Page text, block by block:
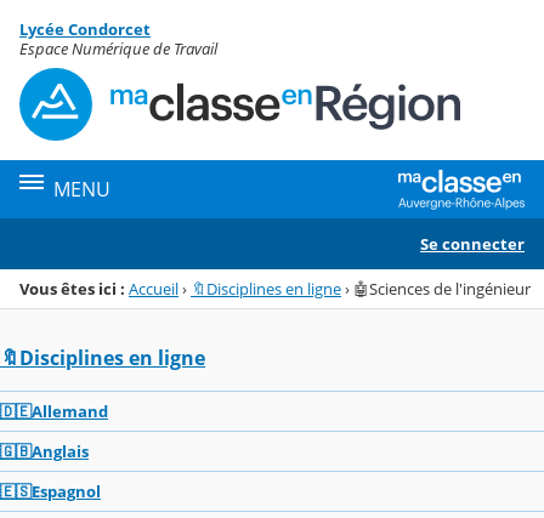
Menu de la rubrique
Contenu
Lycée Condorcet
Espace Numérique de Travail
MENU
Se connecter
Vous êtes ici : Accueil› 🔖Disciplines en ligne› 🤖Sciences de l'ingénieur
🔖Disciplines en ligne
🇩🇪Allemand
🇬🇧Anglais
🇪🇸Espagnol